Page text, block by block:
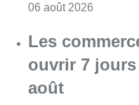
06 août 2026
Les
ouvrir 7
août